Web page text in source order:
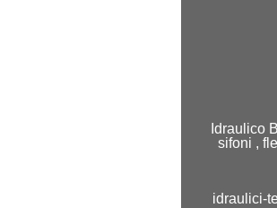
Idraulico
sifoni ,
idraulici-